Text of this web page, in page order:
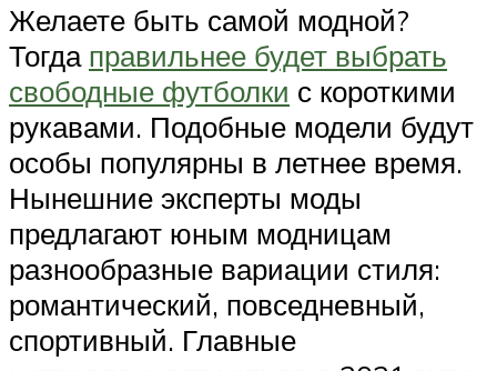
Желаете быть самой модной?
Тогда правильнее будет выбрать
свободные футболки с короткими
рукавами. Подобные модели будут
особы популярны в летнее время.
Нынешние эксперты моды
предлагают юным модницам
разнообразные вариации стиля:
романтический, повседневный,
спортивный. Главные